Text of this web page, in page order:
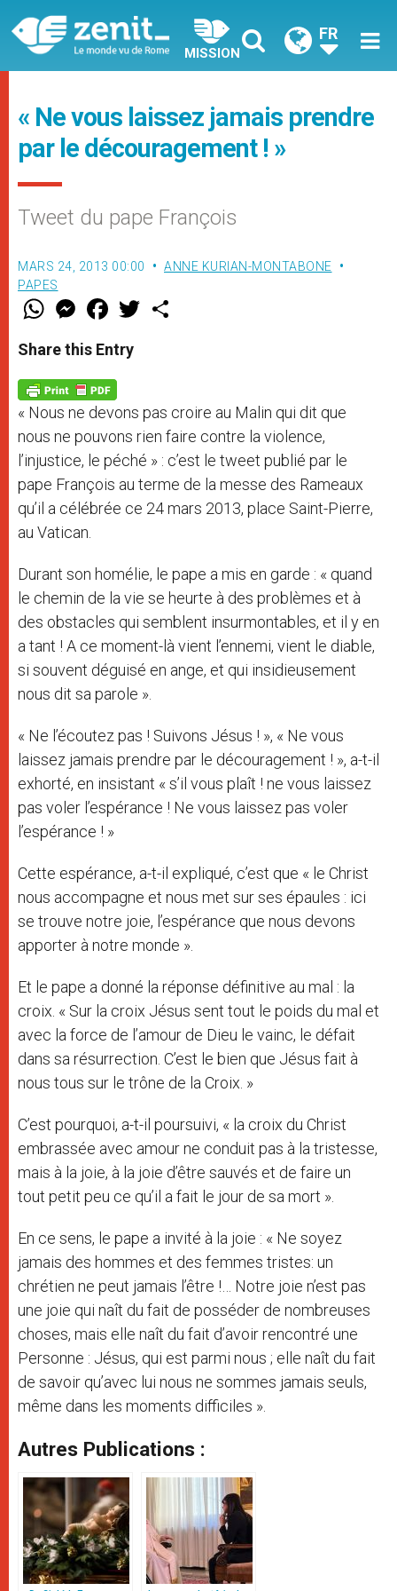
MISSION
FR
« Ne vous laissez jamais prendre
par le découragement ! »
Tweet du pape François
MARS 24, 2013 00:00
ANNE KURIAN-MONTABONE
PAPES
W
t
s
p
p
M
e
s
e
g
e
r
F
a
e
b
o
k
w
Share this Entry
« Nous ne devons pas croire au Malin qui dit que
nous ne pouvons rien faire contre la violence,
l’injustice, le péché » : c’est le tweet publié par le
pape François au terme de la messe des Rameaux
qu’il a célébrée ce 24 mars 2013, place Saint-Pierre,
au Vatican.
Durant son homélie, le pape a mis en garde : « quand
le chemin de la vie se heurte à des problèmes et à
des obstacles qui semblent insurmontables, et il y en
a tant ! A ce moment-là vient l’ennemi, vient le diable,
si souvent déguisé en ange, et qui insidieusement
nous dit sa parole ».
« Ne l’écoutez pas ! Suivons Jésus ! », « Ne vous
laissez jamais prendre par le découragement ! », a-t-il
exhorté, en insistant « s’il vous plaît ! ne vous laissez
pas voler l’espérance ! Ne vous laissez pas voler
l’espérance ! »
Cette espérance, a-t-il expliqué, c’est que « le Christ
nous accompagne et nous met sur ses épaules : ici
se trouve notre joie, l’espérance que nous devons
apporter à notre monde ».
Et le pape a donné la réponse définitive au mal : la
croix. « Sur la croix Jésus sent tout le poids du mal et
avec la force de l’amour de Dieu le vainc, le défait
dans sa résurrection. C’est le bien que Jésus fait à
nous tous sur le trône de la Croix. »
C’est pourquoi, a-t-il poursuivi, « la croix du Christ
embrassée avec amour ne conduit pas à la tristesse,
mais à la joie, à la joie d’être sauvés et de faire un
tout petit peu ce qu’il a fait le jour de sa mort ».
En ce sens, le pape a invité à la joie : « Ne soyez
jamais des hommes et des femmes tristes: un
chrétien ne peut jamais l’être !… Notre joie n’est pas
une joie qui naît du fait de posséder de nombreuses
choses, mais elle naît du fait d’avoir rencontré une
Personne : Jésus, qui est parmi nous ; elle naît du fait
de savoir qu’avec lui nous ne sommes jamais seuls,
même dans les moments difficiles ».
Autres Publications :